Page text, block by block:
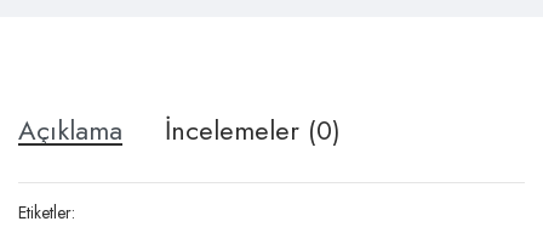
Açıklama İncelemeler (0)
Etiketler: